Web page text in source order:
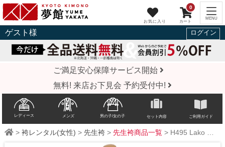
ゲスト 様 ログイン
ご満足安心保障サービス開始
無料! 来店お下見会 予約受付中!
0
レディース メンズ 男の子/女の子 セット内容 ご利用ガイド
> 袴レンタル(女性) > 先生袴> 先生袴商品一覧> H495 Lako Kula